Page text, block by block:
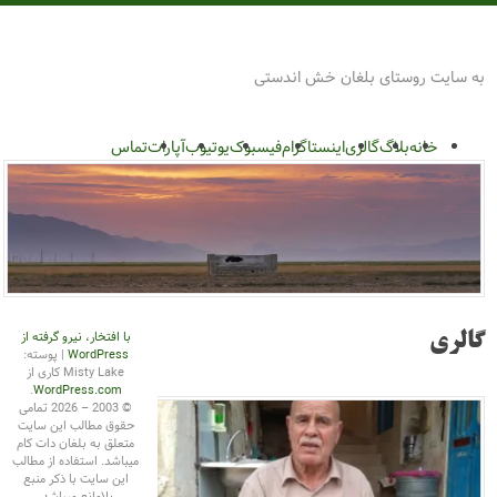
به سایت روستای بلغان خش اندستی
محتوا
خانهبلاگگالریاینستاگرامفیسبوکیوتیوبآپاراتتماس
گالری
با افتخار، نیرو گرفته از
WordPress
| پوسته:
Misty Lake کاری از
WordPress.com
.
© 2003 – 2026 تمامی
حقوق مطالب این سایت
متعلق به بلغان دات کام
میباشد. استفاده از مطالب
این سایت با ذکر منبع